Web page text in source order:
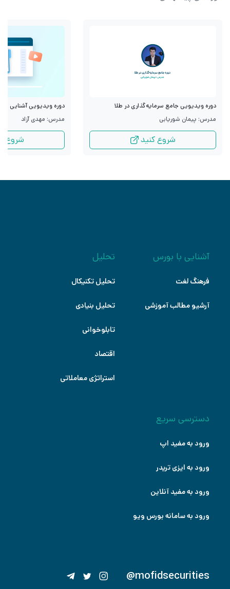
دوره ویدیویی جامع سرمایه‌گذاری در طلا
مدرس: پیمان شوریابی
شروع کنید
دوره ویدیویی آشنایی با
مدرس: مهدی آزاد
شروع
@mofidsecurities
آشنایی با بورس
فرهنگ لغت
آرشیو مطالب آموزشی
تحلیل
تحلیل تکنیکال
تحلیل بنیادی
تابلوخوانی
اقتصاد
استراتژی معاملاتی
دسترسی سریع
ورود به مفید اپ
ورود به ایزی تریدر
ورود به مفید آنلاین
ورود به سامانه بورس ویو